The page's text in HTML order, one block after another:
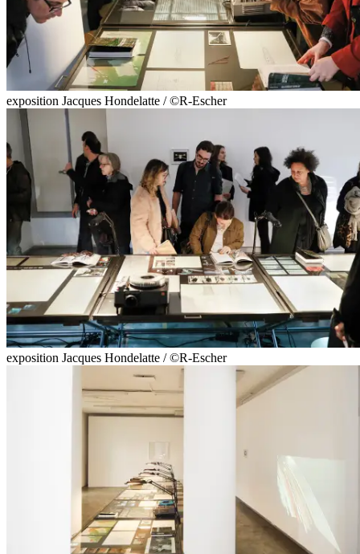
exposition Jacques Hondelatte / ©R-Escher
exposition Jacques Hondelatte / ©R-Escher